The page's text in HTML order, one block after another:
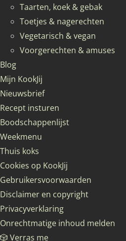
Taarten, koek & gebak
Toetjes & nagerechten
Vegetarisch & vegan
Voorgerechten & amuses
Blog
Mijn KookJij
Nieuwsbrief
Recept insturen
Boodschappenlijst
Weekmenu
Thuis koks
Cookies op KookJij
Gebruikersvoorwaarden
Disclaimer en copyright
Privacyverklaring
Onrechtmatige inhoud melden
🎲 Verras me